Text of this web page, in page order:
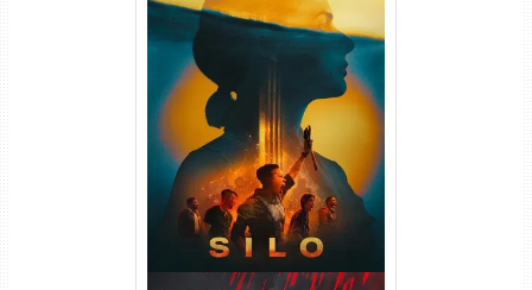
Silo 2ª Temporada (2024)
WEB-DL 1080p Dual Áudio